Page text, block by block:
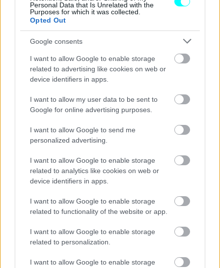
Personal Data that Is Unrelated with the
Purposes for which it was collected.
Opted Out
Google consents
I want to allow Google to enable storage
related to advertising like cookies on web or
device identifiers in apps.
I want to allow my user data to be sent to
Google for online advertising purposes.
I want to allow Google to send me
personalized advertising.
I want to allow Google to enable storage
related to analytics like cookies on web or
device identifiers in apps.
I want to allow Google to enable storage
related to functionality of the website or app.
I want to allow Google to enable storage
related to personalization.
I want to allow Google to enable storage
Στην καρδιά του υβριδικού συνόλου βρίσκεται ο
ατμοσφαιρικός κινητήρας βενζίνης, στο έργο του οποίου
συμβάλλουν δύο ηλεκτρικά μοτέρ. Ένα κιβώτιο μονής
σχέσης και οι μπαταρίες ιόντων λιθίου των 60 κελιών (48
στην περίπτωση του Jazz) συμπληρώνουν τις
οδηγό τη δυνατότητα να πάρει το μέγιστο από τους 131
ίππους και τα 253 Nm ροπής.
Τα τρία προγράμματα οδήγησης (ECON, Normal και
Sport) αποτελούν ένα ακόμα χρήσιμο εργαλείο στα χέρια
του οδηγού, στην προσπάθειά του να κατανοήσει και να
τιθασεύσει την υβριδική φύση του αυτοκινήτου.